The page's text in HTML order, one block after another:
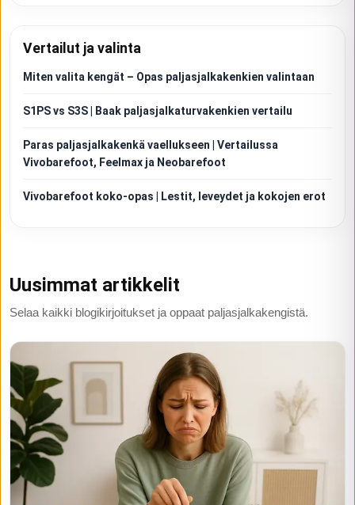
Vertailut ja valinta
Miten valita kengät – Opas paljasjalkakenkien valintaan
S1PS vs S3S | Baak paljasjalkaturvakenkien vertailu
Paras paljasjalkakenkä vaellukseen | Vertailussa
Vivobarefoot, Feelmax ja Neobarefoot
Vivobarefoot koko-opas | Lestit, leveydet ja kokojen erot
Uusimmat artikkelit
Selaa kaikki blogikirjoitukset ja oppaat paljasjalkakengistä.